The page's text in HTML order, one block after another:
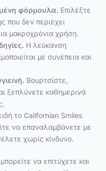
φόρμουλα. Επιλέξτε
που δεν περιέχει
μακροχρόνια χρήση.
Η λεύκανση
με συνέπεια και
Βουρτσίστε,
ξεπλύνετε καθημερινά
το Californian Smiles
να επαναλαμβάνετε με
χωρίς κίνδυνο.
να επιτύχετε και